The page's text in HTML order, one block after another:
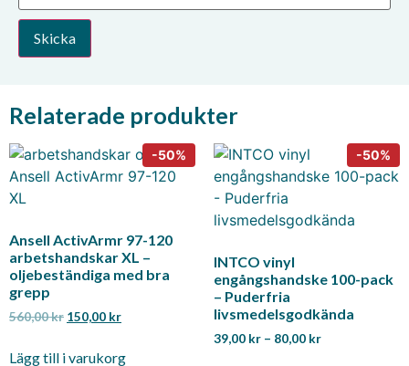
Relaterade produkter
Ansell ActivArmr 97-120
arbetshandskar XL –
oljebeständiga med bra
grepp
560,00kr 150,00 kr
Lägg till i varukorg
INTCO vinyl
engångshandske 100-pack
– Puderfria
livsmedelsgodkända
39,00 kr – 80,00 kr